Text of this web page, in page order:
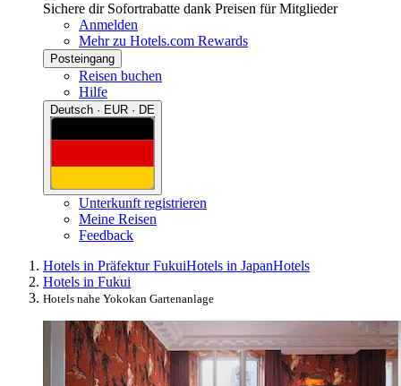
Sichere dir Sofortrabatte dank Preisen für Mitglieder
Anmelden
Mehr zu Hotels.com Rewards
Posteingang
Reisen buchen
Hilfe
Deutsch · EUR · DE
Unterkunft registrieren
Meine Reisen
Feedback
Hotels in Präfektur FukuiHotels in JapanHotels
Hotels in Fukui
Hotels nahe Yokokan Gartenanlage